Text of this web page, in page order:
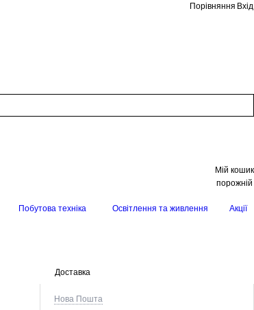
Порівняння Вхід
Мій кошик
порожній
Побутова техніка Освітлення та живлення Акції
Доставка
Нова Пошта